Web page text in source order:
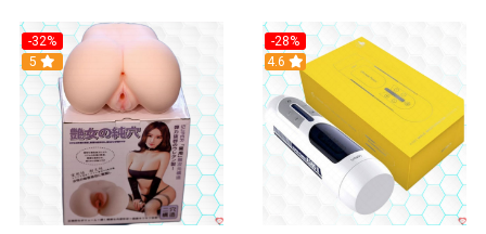
-32%
Hot
5
-28%
Hot
4.6